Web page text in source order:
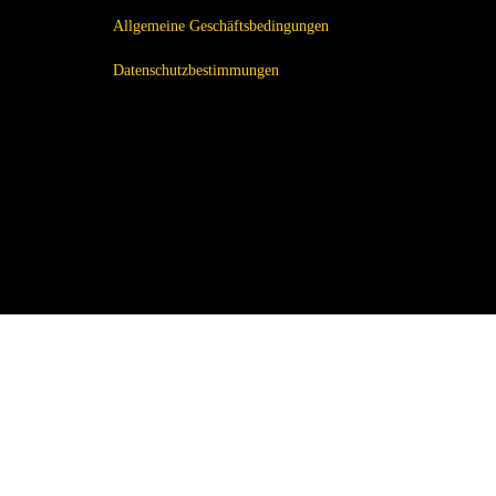
Allgemeine Geschäftsbedingungen
Datenschutzbestimmungen